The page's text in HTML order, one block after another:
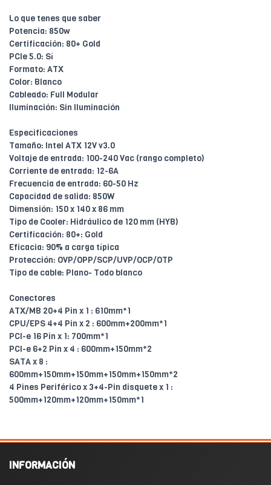
Lo que tenes que saber
Potencia: 850w
Certificación: 80+ Gold
PCIe 5.0: Sí
Formato: ATX
Color: Blanco
Cableado: Full Modular
Iluminación: Sin Iluminación
Especificaciones
Tamaño: Intel ATX 12V v3.0
Voltaje de entrada: 100-240 Vac (rango completo)
Corriente de entrada: 12-6A
Frecuencia de entrada: 60-50 Hz
Capacidad de salida: 850W
Dimensión: 150 x 140 x 86 mm
Tipo de Cooler: Hidráulico de 120 mm (HYB)
Certificación: 80+: Gold
Eficacia: 90% a carga típica
Protección: OVP/OPP/SCP/UVP/OCP/OTP
Tipo de cable: Plano- Todo blanco
Conectores
ATX/MB 20+4 Pin x 1 : 610mm*1
CPU/EPS 4+4 Pin x 2 : 600mm+200mm*1
PCI-e 16 Pin x 1: 700mm*1
PCI-e 6+2 Pin x 4 : 600mm+150mm*2
SATA x 8 :
600mm+150mm+150mm+150mm+150mm*2
4 Pines Periférico x 3+4-Pin disquete x 1 :
500mm+120mm+120mm+150mm*1
INFORMACIÓN